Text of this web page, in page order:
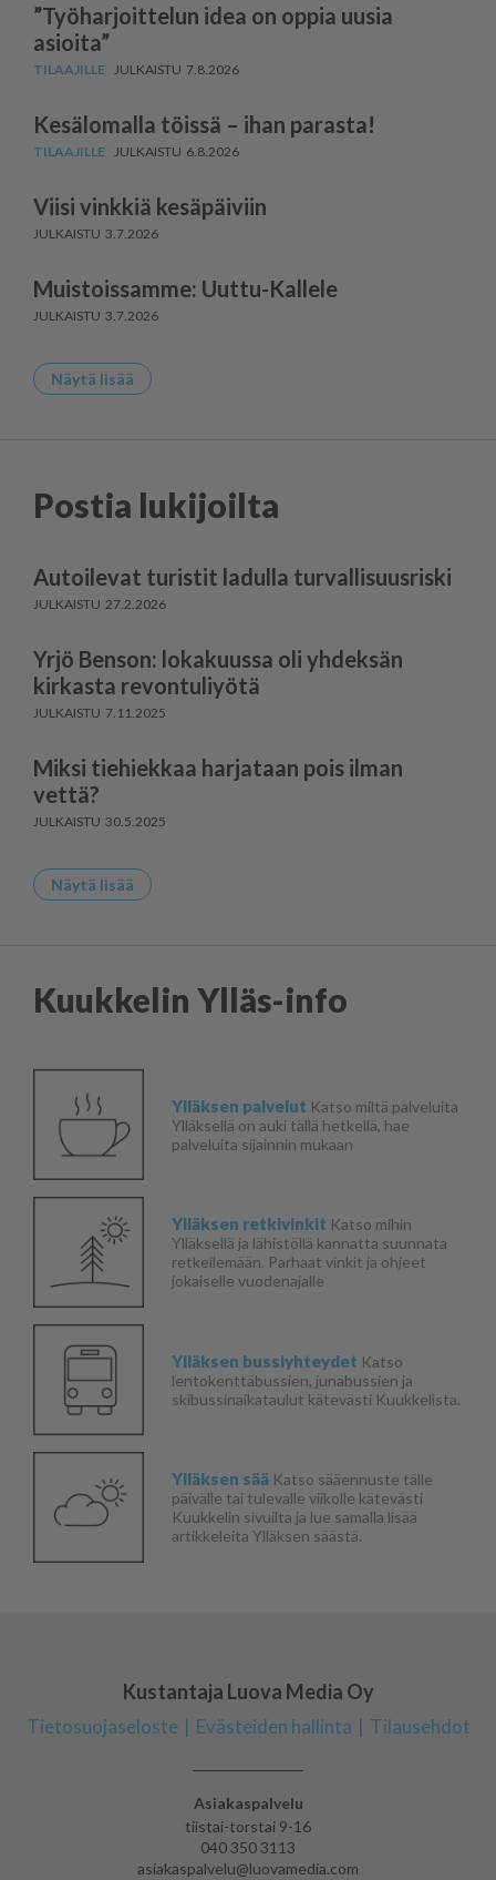
”Työharjoittelun idea on oppia uusia
asioita”
7.8.2026
Kesälomalla töissä – ihan parasta!
6.8.2026
Viisi vinkkiä kesäpäiviin
3.7.2026
Muistoissamme: Uuttu-Kallele
3.7.2026
Näytä lisää
Postia lukijoilta
Autoilevat turistit ladulla turvallisuusriski
27.2.2026
Yrjö Benson: lokakuussa oli yhdeksän
kirkasta revontuliyötä
7.11.2025
Miksi tiehiekkaa harjataan pois ilman
vettä?
30.5.2025
Näytä lisää
Kuukkelin Ylläs-info
Ylläksen palvelut Katso miltä palveluita
Ylläksellä on auki tällä hetkellä, hae
palveluita sijainnin mukaan
Ylläksen retkivinkit Katso mihin
Ylläksellä ja lähistöllä kannatta suunnata
retkeilemään. Parhaat vinkit ja ohjeet
jokaiselle vuodenajalle
Ylläksen bussiyhteydet Katso
lentokenttäbussien, junabussien ja
skibussinaikataulut kätevästi Kuukkelista.
Ylläksen sää Katso sääennuste tälle
päivälle tai tulevalle viikolle kätevästi
Kuukkelin sivuilta ja lue samalla lisää
artikkeleita Ylläksen säästä.
Kustantaja Luova Media Oy
Tietosuojaseloste Evästeiden hallinta Tilausehdot
Asiakaspalvelu
tiistai-torstai 9-16
040 350 3113
asiakaspalvelu@luovamedia.com